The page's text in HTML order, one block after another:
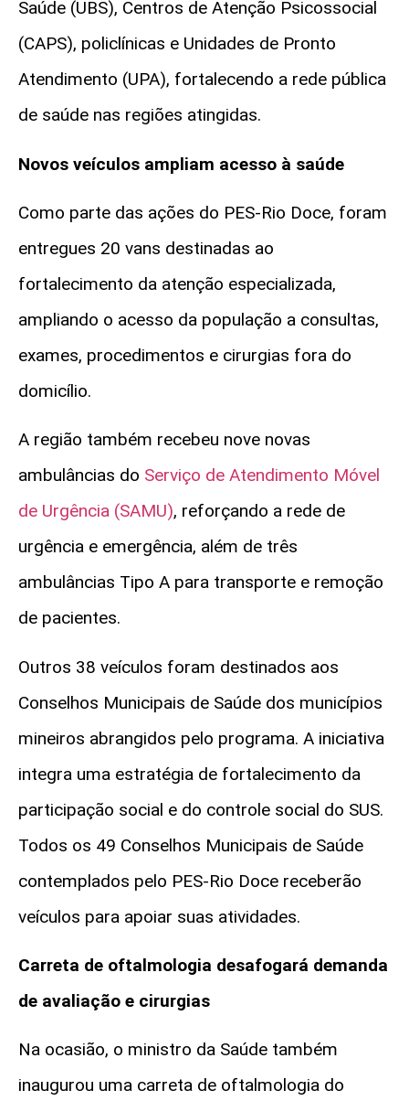
Saúde (UBS), Centros de Atenção Psicossocial
(CAPS), policlínicas e Unidades de Pronto
Atendimento (UPA), fortalecendo a rede pública
de saúde nas regiões atingidas.
Novos veículos ampliam acesso à saúde
Como parte das ações do PES-Rio Doce, foram
entregues 20 vans destinadas ao
fortalecimento da atenção especializada,
ampliando o acesso da população a consultas,
exames, procedimentos e cirurgias fora do
domicílio.
A região também recebeu nove novas
ambulâncias do Serviço de Atendimento Móvel
de Urgência (SAMU), reforçando a rede de
urgência e emergência, além de três
ambulâncias Tipo A para transporte e remoção
de pacientes.
Outros 38 veículos foram destinados aos
Conselhos Municipais de Saúde dos municípios
mineiros abrangidos pelo programa. A iniciativa
integra uma estratégia de fortalecimento da
participação social e do controle social do SUS.
Todos os 49 Conselhos Municipais de Saúde
contemplados pelo PES-Rio Doce receberão
veículos para apoiar suas atividades.
Carreta de oftalmologia desafogará demanda
de avaliação e cirurgias
Na ocasião, o ministro da Saúde também
inaugurou uma carreta de oftalmologia do